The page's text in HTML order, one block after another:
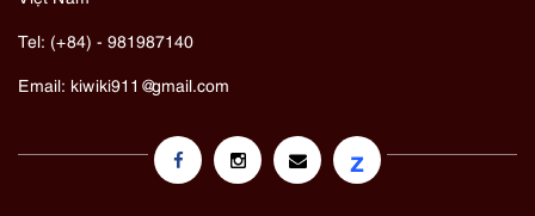
Tel: (+84) - 981987140
Email: kiwiki911@gmail.com
z